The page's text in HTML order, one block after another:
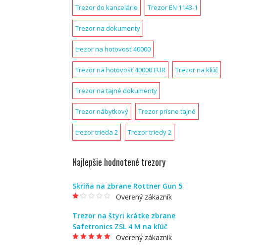
Trezor do kancelárie Trezor EN 1143-1
Trezor na dokumenty
trezor na hotovosť 40000
Trezor na hotovosť 40000 EUR Trezor na kľúč
Trezor na tajné dokumenty
Trezor nábytkový Trezor prísne tajné
trezor trieda 2 Trezor triedy 2
Najlepšie hodnotené trezory
Skriňa na zbrane Rottner Gun 5
ote
1
z
5
Overený zákazník
Trezor na štyri krátke zbrane
Safetronics ZSL 4 M na kľúč
Overený zákazník